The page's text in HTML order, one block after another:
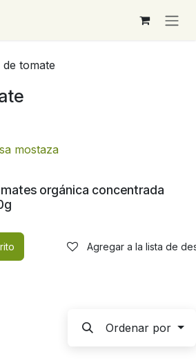
de tomate
mostaza
orgánica concentrada
Agregar a la lista de
Ordenar por